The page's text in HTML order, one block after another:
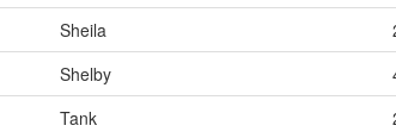
Sheila
Shelby
Tank